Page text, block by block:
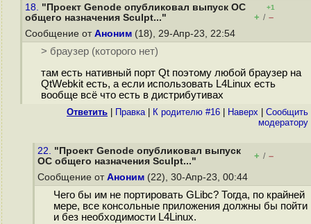
18. "Проект Genode опубликовал выпуск ОС
общего назначения Sculpt..."
+1
+ / –
Сообщение от Аноним (18), 29-Апр-23, 22:54
> браузер (которого нет)
там есть нативный порт Qt поэтому любой браузер на
QtWebkit есть, а если использовать L4Linux есть
вообще всё что есть в дистрибутивах
Ответить Правка| К родителю #16 Наверх
Cообщить
модератору
22. "Проект Genode опубликовал выпуск
ОС общего назначения Sculpt..."
+ / –
Сообщение от Аноним (22), 30-Апр-23, 00:44
Чего бы им не портировать GLibc? Тогда, по крайней
мере, все консольные приложения должны бы пойти
и без необходимости L4Linux.